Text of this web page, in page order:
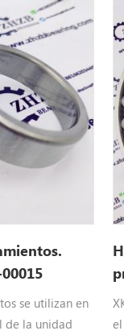
repuestos
7A, R160LC7,
se utilizan en
de la unidad